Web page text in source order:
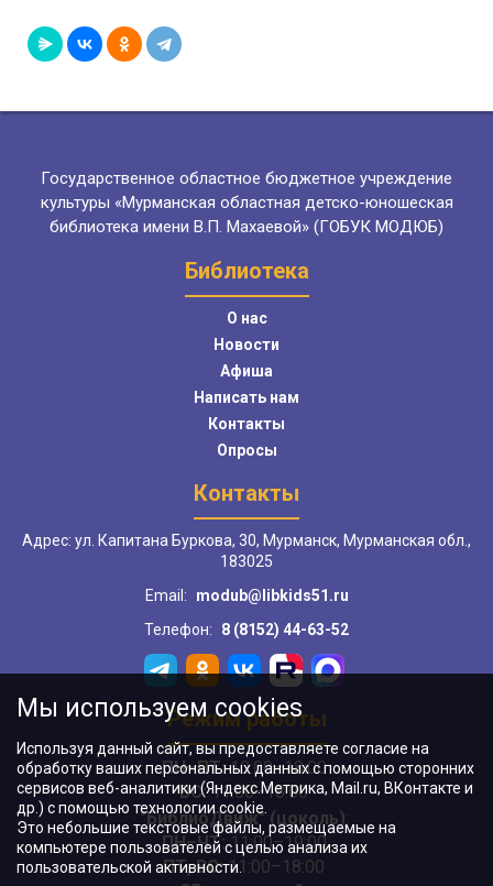
Государственное областное бюджетное учреждение
культуры «Мурманская областная детско-юношеская
библиотека имени В.П. Махаевой» (ГОБУК МОДЮБ)
Библиотека
О нас
Новости
Афиша
Написать нам
Контакты
Опросы
Контакты
Адрес: ул. Капитана Буркова, 30, Мурманск, Мурманская обл.,
183025
Email:
modub@libkids51.ru
Телефон:
8 (8152) 44-63-52
Режим работы
ПН–ПТ:10:00–18:00
ВС:11:00–18:00
"БиблиоДвиж" (цоколь):
ПН–ЧТ:11:00–19:00
ПТ, ВС:11:00–18:00
Мы используем cookies
Используя данный сайт, вы предоставляете согласие на
обработку ваших персональных данных с помощью сторонних
сервисов веб-аналитики (Яндекс.Метрика, Mail.ru, ВКонтакте и
др.) с помощью технологии cookie.
Это небольшие текстовые файлы, размещаемые на
компьютере пользователей с целью анализа их
пользовательской активности.